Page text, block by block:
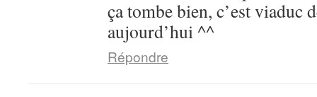
ça tombe bien, c’est viaduc
aujourd’hui ^^
Répondre